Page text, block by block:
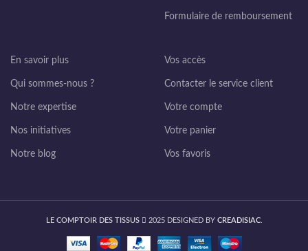
Formulaire de remboursement
En savoir plus
Qui sommes-nous ?
Notre expertise
Nos initiatives
Notre blog
Vos accès
Contacter le service client
Votre compte
Votre panier
Vos favoris
LE COMPTOIR DES TISSUS 2025 DESIGNED BY CREADISIAC.